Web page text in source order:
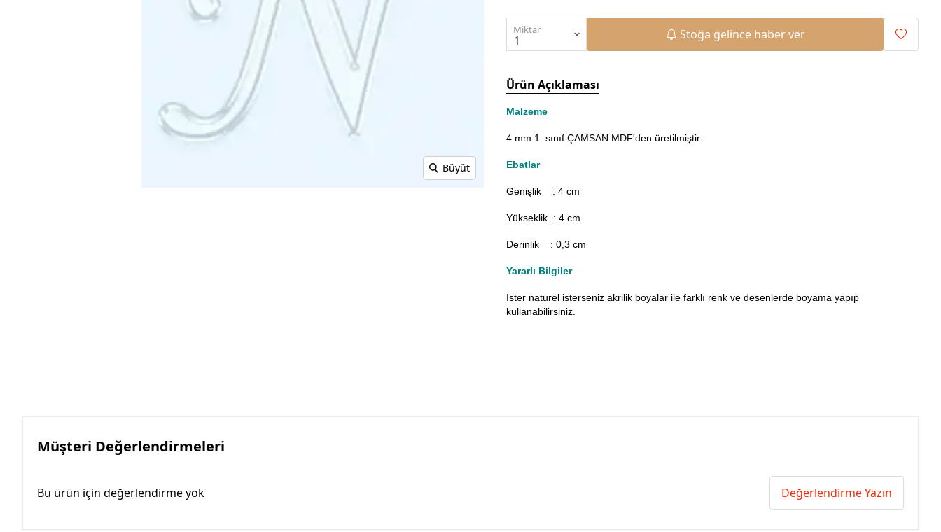
Büyüt
Miktar Stoğa gelince haber ver
Ürün Açıklaması
Malzeme
4 mm 1. sınıf ÇAMSAN MDF'den üretilmiştir.
Ebatlar
Genişlik : 4cm
Yükseklik : 4 cm
Derinlik : 0,3 cm
Yararlı Bilgiler
İster naturel isterseniz akrilik boyalar ile farklı renk ve desenlerde boyama yapıp
kullanabilirsiniz.
Müşteri Değerlendirmeleri
Bu ürün için değerlendirme yok Değerlendirme Yazın